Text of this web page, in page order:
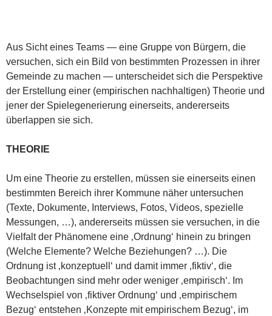
Aus Sicht eines Teams — eine Gruppe von Bürgern, die
versuchen, sich ein Bild von bestimmten Prozessen in ihrer
Gemeinde zu machen — unterscheidet sich die Perspektive
der Erstellung einer (empirischen nachhaltigen) Theorie und
jener der Spielegenerierung einerseits, andererseits
überlappen sie sich.
THEORIE
Um eine Theorie zu erstellen, müssen sie einerseits einen
bestimmten Bereich ihrer Kommune näher untersuchen
(Texte, Dokumente, Interviews, Fotos, Videos, spezielle
Messungen, …), andererseits müssen sie versuchen, in die
Vielfalt der Phänomene eine ‚Ordnung‘ hinein zu bringen
(Welche Elemente? Welche Beziehungen? …). Die
Ordnung ist ‚konzeptuell‘ und damit immer ‚fiktiv‘, die
Beobachtungen sind mehr oder weniger ‚empirisch‘. Im
Wechselspiel von ‚fiktiver Ordnung‘ und ‚empirischem
Bezug‘ entstehen ‚Konzepte mit empirischem Bezug‘, im